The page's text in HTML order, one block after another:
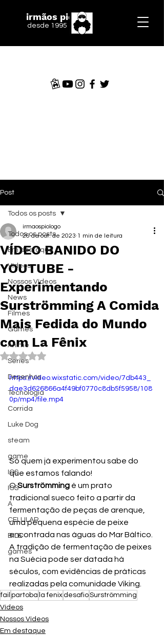
irmãos piologo
desde 1995
Post
Todos os posts
Em destaque
Vídeos
Nossos Vídeos
News
Filmes
Games
Anime
Series
Desenhos
Tecnologia
Corrida
Luke Dog
steam
game
IOS
IOS
A
CELULAR
BILE
games
Todos os posts
VÍDEO BANIDO DO
YOUTUBE -
Experimentando
Surströmming A Comida
Mais Fedida do Mundo
com La Fênix
irmaospiologo
26 de out. de 2023 1 min de leitura
Avaliado com NaN de 5 estrelas.
https://video.wixstatic.com/video/7db443_
dae3d626866a4f49bf0770c8db5f5958/108
0p/mp4/file.mp4
Só quem já experimentou sabe do
que estamos falando!
O Surströmming é um prato
tradicional sueco feito a partir da
fermentação de peças de arenque,
uma pequena espécie de peixe
encontrada nas águas do Mar Báltico.
A tradição de fermentação de peixes
na Suécia pode ser datada há
séculos, com evidências de práticas
realizadas pela comunidade Viking.
fail partoba la fenix desafioSurströmming
Vídeos
Nossos Vídeos
Em destaque